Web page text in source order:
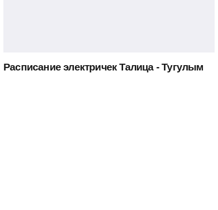
Расписание электричек Талица - Тугулым